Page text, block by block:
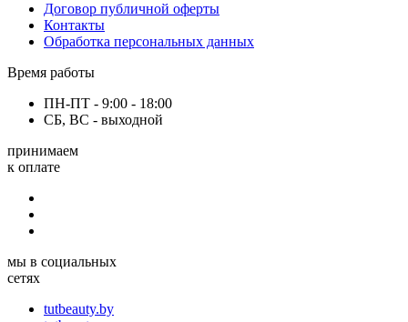
Договор публичной оферты
Контакты
Обработка персональных данных
Время работы
ПН-ПТ - 9:00 - 18:00
СБ, ВС - выходной
принимаем
к оплате
мы в социальных
сетях
tutbeauty.by